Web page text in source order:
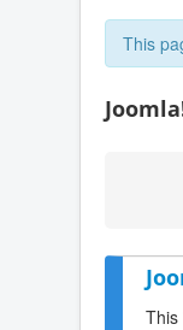
This
This